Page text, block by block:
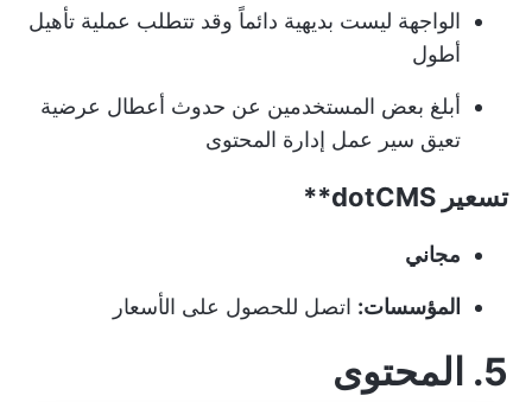
الواجهة ليست بديهية دائماً وقد تتطلب عملية تأهيل
أطول
أبلغ بعض المستخدمين عن حدوث أعطال عرضية
تعيق سير عمل إدارة المحتوى
تسعير dotCMS**
مجاني
المؤسسات: اتصل للحصول على الأسعار
5. المحتوى